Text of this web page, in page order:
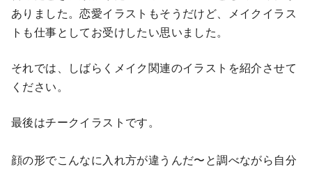
ありました。恋愛イラストもそうだけど、メイクイラス
トも仕事としてお受けしたい思いました。
それでは、しばらくメイク関連のイラストを紹介させて
ください。
最後はチークイラストです。
顔の形でこんなに入れ方が違うんだ〜と調べながら自分